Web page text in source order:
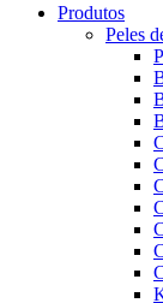
Produtos
Peles